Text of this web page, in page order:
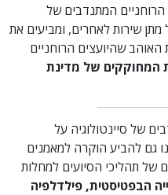
הרוחניים המתנדבים של
שירות לאחרים, ומביעים את
האוהב שהיועצים הרוחניים
המחוקקים של מדינת
של סיינטולוגיה על
גם להביע הוקרה למאמנים
של תהליכי הסיועים למחלות
הבפטיסטית, פילדלפיה